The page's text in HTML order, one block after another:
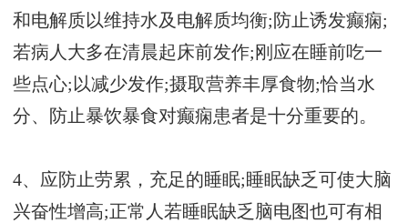
和电解质以维持水及电解质均衡;防止诱发癫痫;
若病人大多在清晨起床前发作;刚应在睡前吃一
些点心;以减少发作;摄取营养丰厚食物;恰当水
分、防止暴饮暴食对癫痫患者是十分重要的。
4、应防止劳累，充足的睡眠;睡眠缺乏可使大脑
兴奋性增高;正常人若睡眠缺乏脑电图也可有相